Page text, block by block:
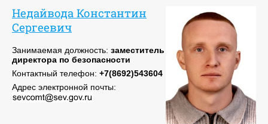
Недайвода Константин
Сергеевич
Занимаемая должность: заместитель
директора по безопасности
Контактный телефон: +7(8692)543604
Адрес электронной почты: